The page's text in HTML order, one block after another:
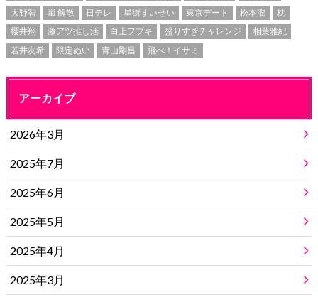
大野智
嵐 解散 日テレ 星街すいせい 東京デート 松本潤
枕
櫻井翔
激アツ推し活 白上フブキ 盛りすぎチャレンジ
相葉雅紀
若井友希
限定ぬい 青山剛昌 飛べ！イサミ
アーカイブ
2026年3月
2025年7月
2025年6月
2025年5月
2025年4月
2025年3月